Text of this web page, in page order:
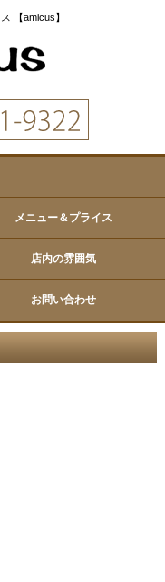
【amicus】
メニュー＆プライス
店内の雰囲気
お問い合わせ